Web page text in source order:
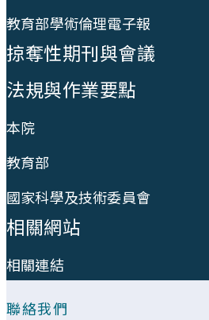
教育部學術倫理電子報
掠奪性期刊與會議
法規與作業要點
本院
教育部
國家科學及技術委員會
相關網站
相關連結
聯絡我們